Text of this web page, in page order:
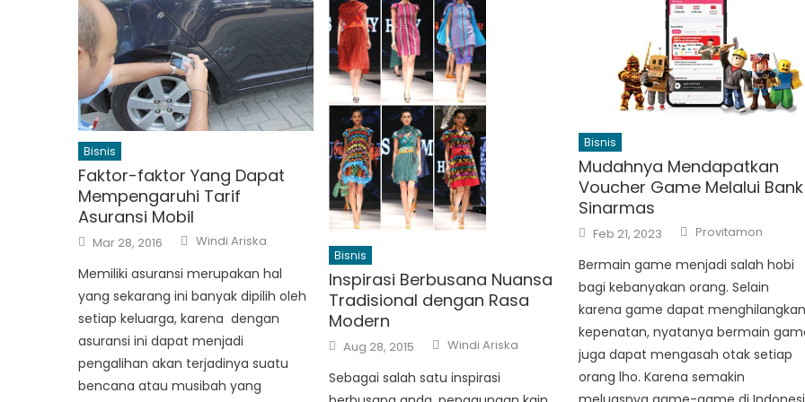
Bisnis
Faktor-faktor Yang Dapat
Mempengaruhi Tarif
Asuransi Mobil
Posted
on
Mar 28, 2016 Author
Windi Ariska
Memiliki asuransi merupakan hal
yang sekarang ini banyak dipilih oleh
setiap keluarga, karena dengan
asuransi ini dapat menjadi
pengalihan akan terjadinya suatu
bencana atau musibah yang
Bisnis
Inspirasi Berbusana Nuansa
Tradisional dengan Rasa
Modern
Posted
on
Aug 28, 2015 Author
Windi Ariska
Sebagai salah satu inspirasi
Bisnis
Mudahnya Mendapatkan
Voucher Game Melalui Bank
Sinarmas
Posted
on
Feb 21, 2023 Author
Provitamon
Bermain game menjadi salah hobi
bagi kebanyakan orang. Selain
karena game dapat menghilangkan
kepenatan, nyatanya bermain
juga dapat mengasah otak setiap
orang lho. Karena semakin